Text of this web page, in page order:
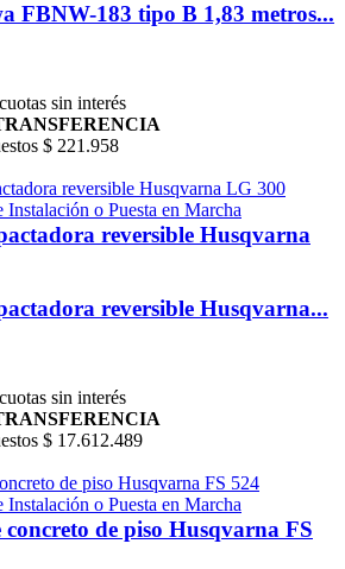
FBNW-183 tipo B 1,83 metros...
sin interés
$ 221.958
reversible Husqvarna
reversible Husqvarna...
sin interés
$ 17.612.489
de piso Husqvarna FS